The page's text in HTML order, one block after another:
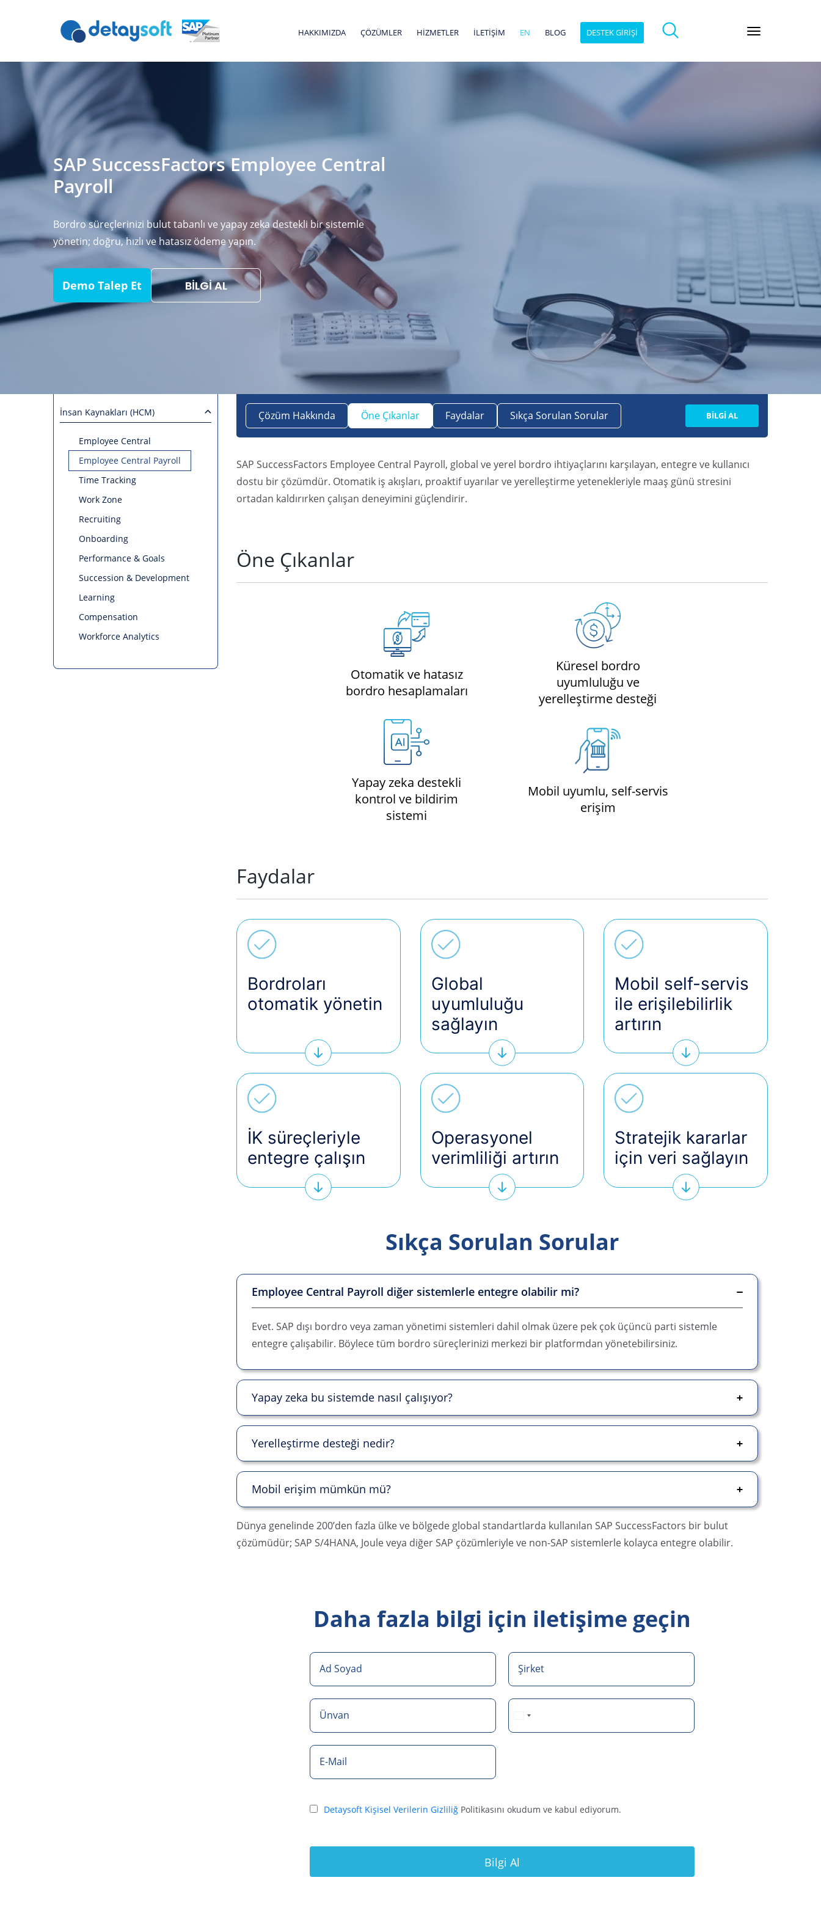
HAKKIMIZDA ÇÖZÜMLER HİZMETLER İLETİŞİM EN BLOG DESTEK GİRİŞİ
SAP SuccessFactors Employee Central
Payroll
Bordro süreçlerinizi bulut tabanlı ve yapay zeka destekli bir sistemle
yönetin; doğru, hızlı ve hatasız ödeme yapın.
Demo Talep Et BİLGİ AL
İnsan Kaynakları (HCM)
Employee Central
Employee Central Payroll
Time Tracking
Work Zone
Recruiting
Onboarding
Performance & Goals
Succession & Development
Learning
Compensation
Workforce Analytics
Çözüm Hakkında Öne Çıkanlar Faydalar Sıkça Sorulan Sorular BİLGİ AL
SAP SuccessFactors Employee Central Payroll, global ve yerel bordro ihtiyaçlarını karşılayan, entegre ve kullanıcı
dostu bir çözümdür. Otomatik iş akışları, proaktif uyarılar ve yerelleştirme yetenekleriyle maaş günü stresini
ortadan kaldırırken çalışan deneyimini güçlendirir.
Öne Çıkanlar
Otomatik ve hatasız
bordro hesaplamaları
Küresel bordro
uyumluluğu ve
yerelleştirme desteği
Yapay zeka destekli
kontrol ve bildirim
sistemi
Mobil uyumlu, self-servis
erişim
Faydalar
Bordroları
otomatik yönetin
Global
uyumluluğu
sağlayın
Mobil self-servis
ile erişilebilirlik
artırın
İK süreçleriyle
entegre çalışın
Operasyonel
verimliliği artırın
Stratejik kararlar
için veri sağlayın
Sıkça Sorulan Sorular
Employee Central Payroll diğer sistemlerle entegre olabilir mi?
Evet. SAP dışı bordro veya zaman yönetimi sistemleri dahil olmak üzere pek çok üçüncü parti sistemle
entegre çalışabilir. Böylece tüm bordro süreçlerinizi merkezi bir platformdan yönetebilirsiniz.
Yapay zeka bu sistemde nasıl çalışıyor?
Yerelleştirme desteği nedir?
Mobil erişim mümkün mü?
Dünya genelinde 200’den fazla ülke ve bölgede global standartlarda kullanılan SAP SuccessFactors bir bulut
çözümüdür; SAP S/4HANA, Joule veya diğer SAP çözümleriyle ve non-SAP sistemlerle kolayca entegre olabilir.
Daha fazla bilgi için iletişime geçin
Ad Soyad Şirket
Ünvan
E-Mail
Detaysoft Kişisel Verilerin Gizliliğ Politikasını okudum ve kabul ediyorum.